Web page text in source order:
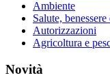
Ambiente
Salute, benessere
Autorizzazioni
Agricoltura e
Novità